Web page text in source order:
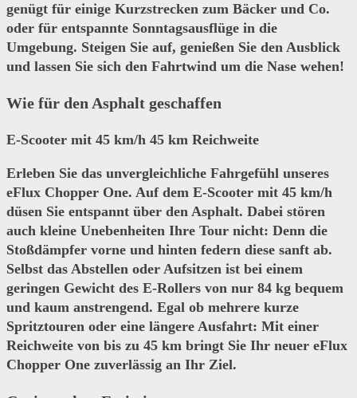
genügt für einige Kurzstrecken zum Bäcker und Co.
oder für entspannte Sonntagsausflüge in die
Umgebung. Steigen Sie auf, genießen Sie den Ausblick
und lassen Sie sich den Fahrtwind um die Nase wehen!
Wie für den Asphalt geschaffen
E-Scooter mit 45 km/h 45 km Reichweite
Erleben Sie das unvergleichliche Fahrgefühl unseres
eFlux Chopper One. Auf dem E-Scooter mit 45 km/h
düsen Sie entspannt über den Asphalt. Dabei stören
auch kleine Unebenheiten Ihre Tour nicht: Denn die
Stoßdämpfer vorne und hinten federn diese sanft ab.
Selbst das Abstellen oder Aufsitzen ist bei einem
geringen Gewicht des E-Rollers von nur 84 kg bequem
und kaum anstrengend. Egal ob mehrere kurze
Spritztouren oder eine längere Ausfahrt: Mit einer
Reichweite von bis zu 45 km bringt Sie Ihr neuer eFlux
Chopper One zuverlässig an Ihr Ziel.